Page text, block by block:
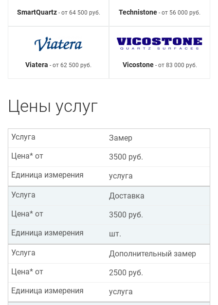
SmartQuartz- от 64 500 руб. Technistone - от 56 000 руб.
Viatera - от 62 500 руб. Vicostone- от 83 000 руб.
Цены услуг
Замер
Услуга
3500 руб.
Цена* от
услуга
Единица измерения
Доставка
Услуга
3500 руб.
Цена* от
шт.
Единица измерения
Дополнительный замер
Услуга
2500 руб.
Цена* от
услуга
Единица измерения